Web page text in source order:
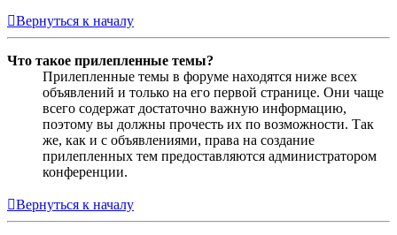
Вернуться к началу
Что такое прилепленные темы?
Прилепленные темы в форуме находятся ниже всех
объявлений и только на его первой странице. Они чаще
всего содержат достаточно важную информацию,
поэтому вы должны прочесть их по возможности. Так
же, как и с объявлениями, права на создание
прилепленных тем предоставляются администратором
конференции.
Вернуться к началу